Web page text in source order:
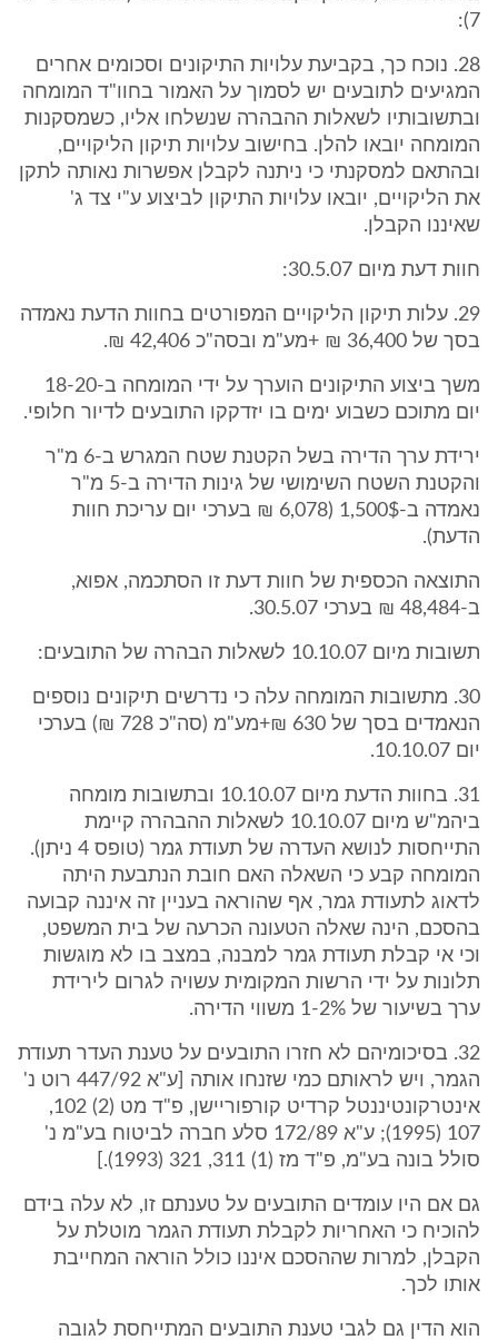
7):
28. נוכח כך, בקביעת עלויות התיקונים וסכומים אחרים
המגיעים לתובעים יש לסמוך על האמור בחוו"ד המומחה
ובתשובותיו לשאלות ההבהרה שנשלחו אליו, כשמסקנות
המומחה יובאו להלן. בחישוב עלויות תיקון הליקויים,
ובהתאם למסקנתי כי ניתנה לקבלן אפשרות נאותה לתקן
את הליקויים, יובאו עלויות התיקון לביצוע ע"י צד ג'
שאיננו הקבלן.
חוות דעת מיום 30.5.07:
29. עלות תיקון הליקויים המפורטים בחוות הדעת נאמדה
בסך של 36,400 ₪ +מע"מ ובסה"כ 42,406 ₪.
משך ביצוע התיקונים הוערך על ידי המומחה ב-18-20
יום מתוכם כשבוע ימים בו יזדקקו התובעים לדיור חלופי.
ירידת ערך הדירה בשל הקטנת שטח המגרש ב-6 מ"ר
והקטנת השטח השימושי של גינות הדירה ב-5 מ"ר
נאמדה ב-1,500$ (6,078 ₪ בערכי יום עריכת חוות
הדעת).
התוצאה הכספית של חוות דעת זו הסתכמה, אפוא,
ב-48,484 ₪ בערכי 30.5.07.
תשובות מיום 10.10.07 לשאלות הבהרה של התובעים:
30. מתשובות המומחה עלה כי נדרשים תיקונים נוספים
הנאמדים בסך של 630 ₪+מע"מ (סה"כ 728 ₪) בערכי
יום 10.10.07.
31. בחוות הדעת מיום 10.10.07 ובתשובות מומחה
ביהמ"ש מיום 10.10.07 לשאלות ההבהרה קיימת
התייחסות לנושא העדרה של תעודת גמר (טופס 4 ניתן).
המומחה קבע כי השאלה האם חובת הנתבעת היתה
לדאוג לתעודת גמר, אף שהוראה בעניין זה איננה קבועה
בהסכם, הינה שאלה הטעונה הכרעה של בית המשפט,
וכי אי קבלת תעודת גמר למבנה, במצב בו לא מוגשות
תלונות על ידי הרשות המקומית עשויה לגרום לירידת
ערך בשיעור של 1-2% משווי הדירה.
32. בסיכומיהם לא חזרו התובעים על טענת העדר תעודת
הגמר, ויש לראותם כמי שזנחו אותה [ע"א 447/92 רוט נ'
אינטרקונטיננטל קרדיט קורפוריישן, פ"ד מט (2) 102,
107 (1995); ע"א 172/89 סלע חברה לביטוח בע"מ נ'
סולל בונה בע"מ, פ"ד מז (1) 311, 321 (1993).]
גם אם היו עומדים התובעים על טענתם זו, לא עלה בידם
להוכיח כי האחריות לקבלת תעודת הגמר מוטלת על
הקבלן, למרות שההסכם איננו כולל הוראה המחייבת
אותו לכך.
הוא הדין גם לגבי טענת התובעים המתייחסת לגובה